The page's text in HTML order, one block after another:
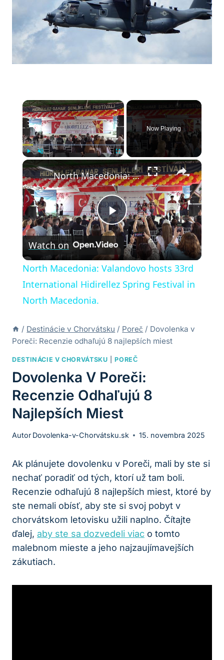
×
Play Fullscreen
Now Playing
×
Play
Video
North Macedonia: Valandovo hosts 33rd International Hidirellez Spring Festival in North Macedonia.
Watch on
North Macedonia: Valandovo hosts 33rd
International Hidirellez Spring Festival in
North Macedonia.
/ Destinácie v Chorvátsku / Poreč / Dovolenka v
Poreči: Recenzie odhaľujú 8 najlepších miest
DESTINÁCIE V CHORVÁTSKU |POREČ
Dovolenka V Poreči:
Recenzie Odhaľujú 8
Najlepších Miest
Autor Dovolenka-v-Chorvátsku.sk 15. novembra 2025
Ak plánujete dovolenku v Poreči, mali by ste si
nechať poradiť od tých, ktorí už tam boli.
Recenzie odhaľujú 8 najlepších miest, ktoré by
ste nemali obísť, aby ste si svoj pobyt v
chorvátskom letovisku užili naplno. Čítajte
ďalej, aby ste sa dozvedeli viac o tomto
malebnom mieste a jeho najzaujímavejších
zákutiach.